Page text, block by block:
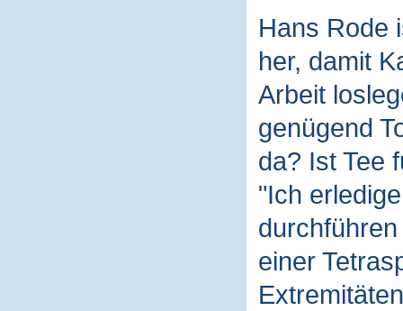
Hans Rode
her, damit
Arbeit
genügend
da? Ist Tee
"Ich
einer